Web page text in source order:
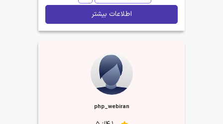
اطلاعات بیشتر
php_webiran